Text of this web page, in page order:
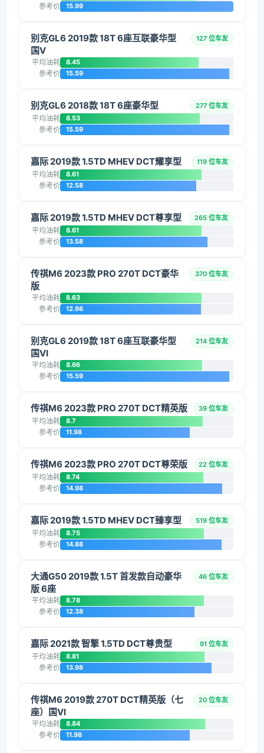
参考价 15.99
别克GL6 2019款 18T 6座互联豪华型
国V
127 位车友
平均油耗 8.45
参考价 15.59
别克GL6 2018款 18T 6座豪华型 277 位车友
平均油耗 8.53
参考价 15.59
嘉际 2019款 1.5TD MHEV DCT耀享型 119 位车友
平均油耗 8.61
参考价 12.58
嘉际 2019款 1.5TD MHEV DCT尊享型 265 位车友
平均油耗 8.61
参考价 13.58
传祺M6 2023款 PRO 270T DCT豪华
版
370 位车友
平均油耗 8.63
参考价 12.98
别克GL6 2019款 18T 6座互联豪华型
国VI
214 位车友
平均油耗 8.66
参考价 15.59
传祺M6 2023款 PRO 270T DCT精英版 39 位车友
平均油耗 8.7
参考价 11.98
传祺M6 2023款 PRO 270T DCT尊荣版 22 位车友
平均油耗 8.74
参考价 14.98
嘉际 2019款 1.5TD MHEV DCT臻享型 519 位车友
平均油耗 8.75
参考价 14.88
大通G50 2019款 1.5T 首发款自动豪华
版 6座
46 位车友
平均油耗 8.78
参考价 12.38
嘉际 2021款 智擎 1.5TD DCT尊贵型 91 位车友
平均油耗 8.81
参考价 13.98
传祺M6 2019款 270T DCT精英版（七
座）国VI
20 位车友
平均油耗 8.84
参考价 11.98